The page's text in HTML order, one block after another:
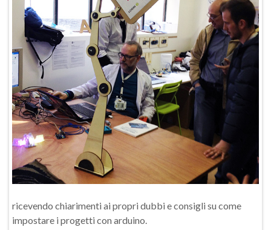
ricevendo chiarimenti ai propri dubbi e consigli su come
impostare i progetti con arduino.